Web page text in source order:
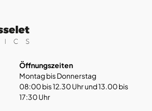
Öffnungszeiten
Montag bis Donnerstag
08:00 bis 12.30 Uhr und 13.00 bis
17:30 Uhr